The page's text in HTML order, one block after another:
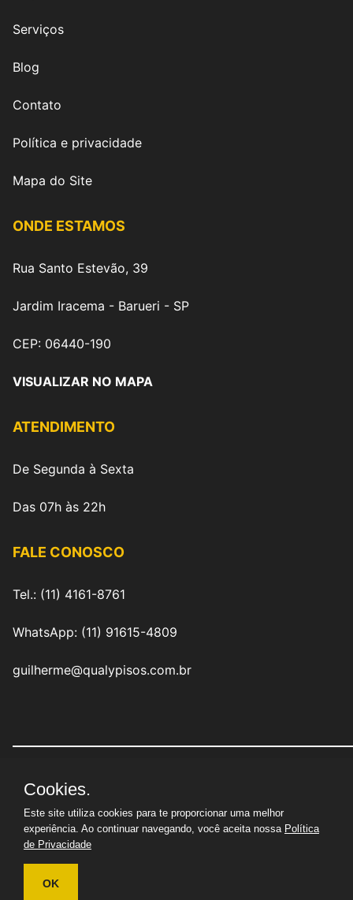
Serviços
Blog
Contato
Política e privacidade
Mapa do Site
ONDE ESTAMOS
Rua Santo Estevão, 39
Jardim Iracema - Barueri - SP
CEP: 06440-190
VISUALIZAR NO MAPA
ATENDIMENTO
De Segunda à Sexta
Das 07h às 22h
FALE CONOSCO
Tel.: (11) 4161-8761
WhatsApp: (11) 91615-4809
guilherme@qualypisos.com.br
QualyPisos Revestimentos Industriais Eireli
29.714.510/0001-02 | © Todos os direitos reservados
Cookies.
Este site utiliza cookies para te proporcionar uma melhor
experiência. Ao continuar navegando, você aceita nossa Política
de Privacidade
OK